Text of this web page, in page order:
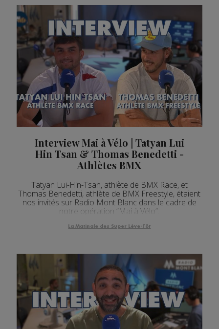
Interview Mai à Vélo | Tatyan Lui
Hin Tsan & Thomas Benedetti -
Athlètes BMX
Tatyan Lui-Hin-Tsan, athlète de BMX Race, et
Thomas Benedetti, athlète de BMX Freestyle, étaient
nos invités sur Radio Mont Blanc dans le cadre de
notre opération “Mai à Vélo”.
La Matinale des Super Lève-Tôt